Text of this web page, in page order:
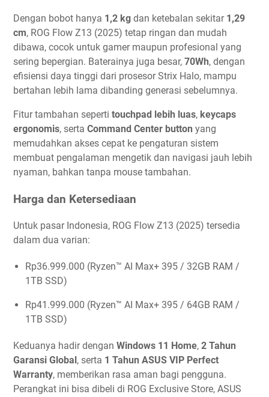
Dengan bobot hanya 1,2 kg dan ketebalan sekitar 1,29
cm, ROG Flow Z13 (2025) tetap ringan dan mudah
dibawa, cocok untuk gamer maupun profesional yang
sering bepergian. Baterainya juga besar, 70Wh, dengan
efisiensi daya tinggi dari prosesor Strix Halo, mampu
bertahan lebih lama dibanding generasi sebelumnya.
Fitur tambahan seperti touchpad lebih luas, keycaps
ergonomis, serta Command Center button yang
memudahkan akses cepat ke pengaturan sistem
membuat pengalaman mengetik dan navigasi jauh lebih
nyaman, bahkan tanpa mouse tambahan.
Harga dan Ketersediaan
Untuk pasar Indonesia, ROG Flow Z13 (2025) tersedia
dalam dua varian:
Rp36.999.000 (Ryzen™ AI Max+ 395 / 32GB RAM /
1TB SSD)
Rp41.999.000 (Ryzen™ AI Max+ 395 / 64GB RAM /
1TB SSD)
Keduanya hadir dengan Windows 11 Home, 2 Tahun
Garansi Global , serta 1 Tahun ASUS VIP Perfect
Warranty, memberikan rasa aman bagi pengguna.
Perangkat ini bisa dibeli di ROG Exclusive Store, ASUS